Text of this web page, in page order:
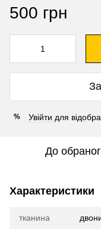
500 грн
% Увійти для
До
Характеристики
тканина